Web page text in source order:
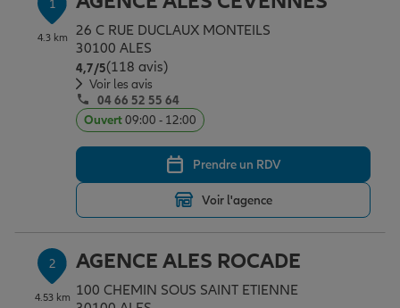
Assurance emprunteur
Prévoyance et dépendance
Assurance animal de compagnie
Protection de la famille
Protection juridique
Épargne & retraite
Plan épargne retraite
Placements financiers
Investissements immobiliers
Vos projets
Changer de voiture
Assurance auto
Professionnels
1
4.3 km
26 C RUE DUCLAUX MONTEILS
30100 ALES
4,7/5Note de 4.7 sur 5
(118 avis)
Voir les avis
04 66 52 55 64
Ouvert09:00 - 12:00
Prendre un RDV
Voir l'agence
2
4.53 km
AGENCE ALES ROCADE
100 CHEMIN SOUS SAINT ETIENNE